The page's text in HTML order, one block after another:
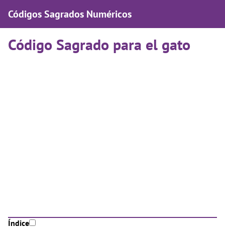
Códigos Sagrados Numéricos
Código Sagrado para el gato
Índice